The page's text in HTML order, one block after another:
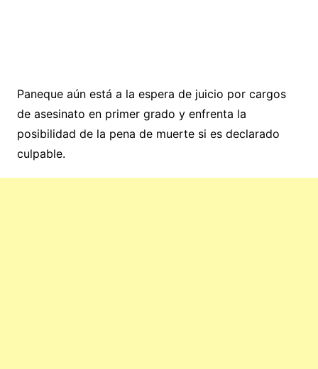
Paneque aún está a la espera de juicio por cargos
de asesinato en primer grado y enfrenta la
posibilidad de la pena de muerte si es declarado
culpable.